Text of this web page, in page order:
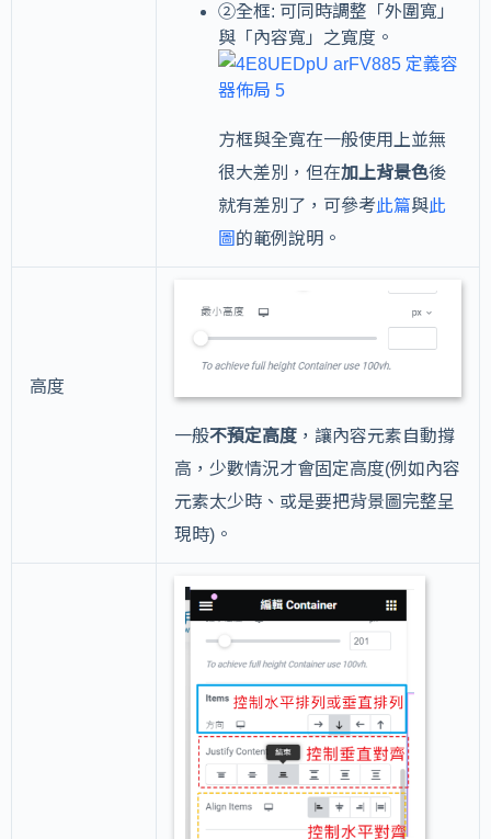
②全框: 可同時調整「外圍寬」
與「內容寬」之寬度。
方框與全寬在一般使用上並無
很大差別，但在加上背景色後
就有差別了，可參考此篇與此
圖 的範例說明。
高度
一般不預定高度 ，讓內容元素自動撐
高，少數情況才會固定高度(例如內容
元素太少時、或是要把背景圖完整呈
現時)。